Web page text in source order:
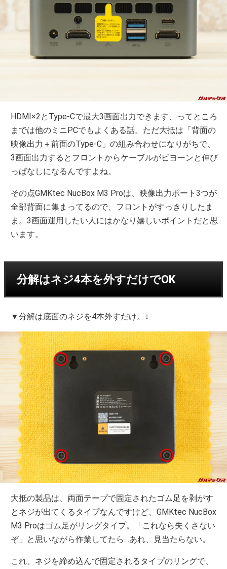
HDMI×2とType-Cで最大3画面出力できます、ってところ
までは他のミニPCでもよくある話。ただ大抵は「背面の
映像出力＋前面のType-C」の組み合わせになりがちで、
3画面出力するとフロントからケーブルがビヨーンと伸び
っぱなしになるんですよね。
その点GMKtec NucBox M3 Proは、映像出力ポート3つが
全部背面に集まってるので、フロントがすっきりしたま
ま。3画面運用したい人にはかなり嬉しいポイントだと思
います。
分解はネジ4本を外すだけでOK
▼分解は底面のネジを4本外すだけ。↓
大抵の製品は、両面テープで固定されたゴム足を剥がす
とネジが出てくるタイプなんですけど、GMKtec NucBox
M3 Proはゴム足がリングタイプ。「これなら失くさない
ぞ」と思いながら作業してたら…あれ、見当たらない。
これ、ネジを締め込んで固定されるタイプのリングで、